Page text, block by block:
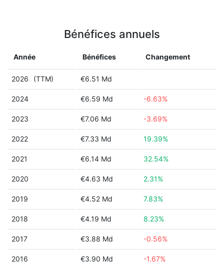
Bénéfices annuels
Année Bénéfices Changement
2026 (TTM) €6.51 Md
2024 €6.59 Md -6.63%
2023 €7.06 Md -3.69%
2022 €7.33 Md 19.39%
2021 €6.14 Md 32.54%
2020 €4.63 Md 2.31%
2019 €4.52 Md 7.83%
2018 €4.19 Md 8.23%
2017 €3.88 Md -0.56%
2016 €3.90 Md -1.67%